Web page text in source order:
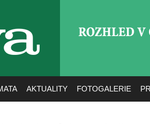
AKTUALITY FOTOGALERIE